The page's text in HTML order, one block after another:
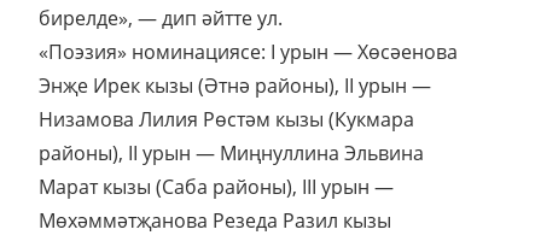
бирелде», — дип әйтте ул.
«Поэзия» номинациясе: I урын — Хөсәенова
Энҗе Ирек кызы (Әтнә районы), II урын —
Низамова Лилия Рөстәм кызы (Кукмара
районы), II урын — Миңнуллина Эльвина
Марат кызы (Саба районы), III урын —
Мөхәммәтҗанова Резеда Разил кызы